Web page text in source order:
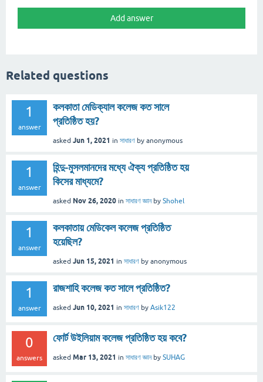
Related questions
1
answer
কলকাতা মেডিক্যাল কলেজ কত সালে
প্রতিষ্ঠিত হয়?
asked Jun 1, 2021 in সাধারণ by anonymous
1
answer
হিন্দু-মুসলমানদের মধ্যে ঐক্য প্রতিষ্ঠিত হয়
কিসের মাধ্যমে?
asked Nov 26, 2020 in সাধারণ জ্ঞান by Shohel
1
answer
কলকাতায় মেডিকেল কলেজ প্রতিষ্ঠিত
হয়েছিল?
asked Jun 15, 2021 in সাধারণ by anonymous
1
answer
রাজশাহি কলেজ কত সালে প্রতিষ্ঠিত?
asked Jun 10, 2021 in সাধারণ by Asik122
0
answers
ফোর্ট উইলিয়াম কলেজ প্রতিষ্ঠিত হয় কবে?
asked Mar 13, 2021 in সাধারণ জ্ঞান by SUHAG